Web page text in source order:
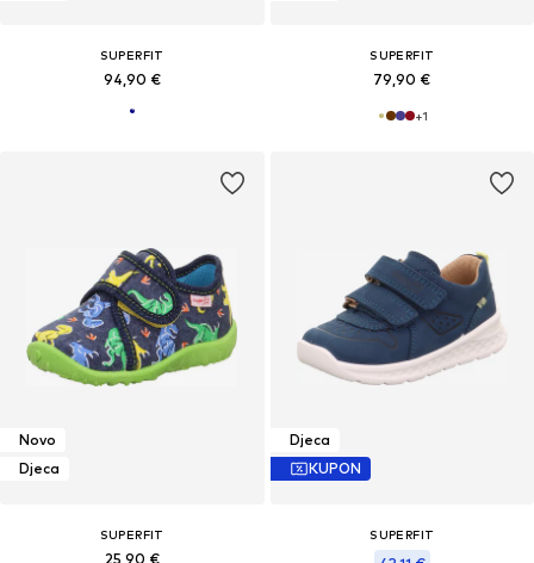
SUPERFIT
94,90 €
SUPERFIT
79,90 €
+1
Novo
Djeca
SUPERFIT
25,90 €
Djeca
KUPON
SUPERFIT